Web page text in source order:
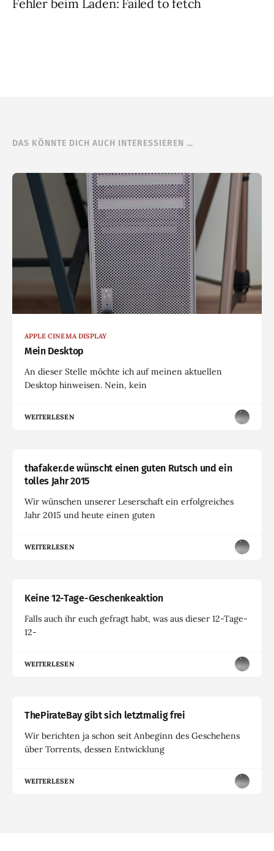
Fehler beim Laden: Failed to fetch
DAS KÖNNTE DICH AUCH INTERESSIEREN …
APPLE CINEMA DISPLAY
Mein Desktop
An dieser Stelle möchte ich auf meinen aktuellen
Desktop hinweisen. Nein, kein
WEITERLESEN
thafaker.de wünscht einen guten Rutsch und ein
tolles Jahr 2015
Wir wünschen unserer Leserschaft ein erfolgreiches
Jahr 2015 und heute einen guten
WEITERLESEN
Keine 12-Tage-Geschenkeaktion
Falls auch ihr euch gefragt habt, was aus dieser 12-Tage-
12-
WEITERLESEN
ThePirateBay gibt sich letztmalig frei
Wir berichten ja schon seit Anbeginn des Geschehens
über Torrents, dessen Entwicklung
WEITERLESEN